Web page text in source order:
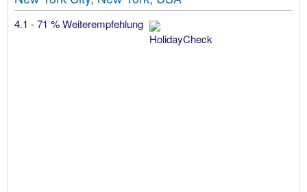
4.1 - 71 % Weiterempfehlung